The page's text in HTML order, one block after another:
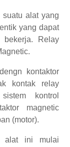
alat yang
yang dapat
Relay
kontaktor
kontak relay
kontrol
magnetic
(motor).
alat ini mulai